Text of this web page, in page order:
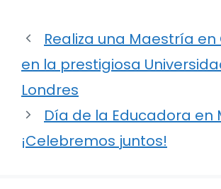
Realiza una Maestría
en la prestigiosa
Londres
Día de la Educadora en
¡Celebremos juntos!